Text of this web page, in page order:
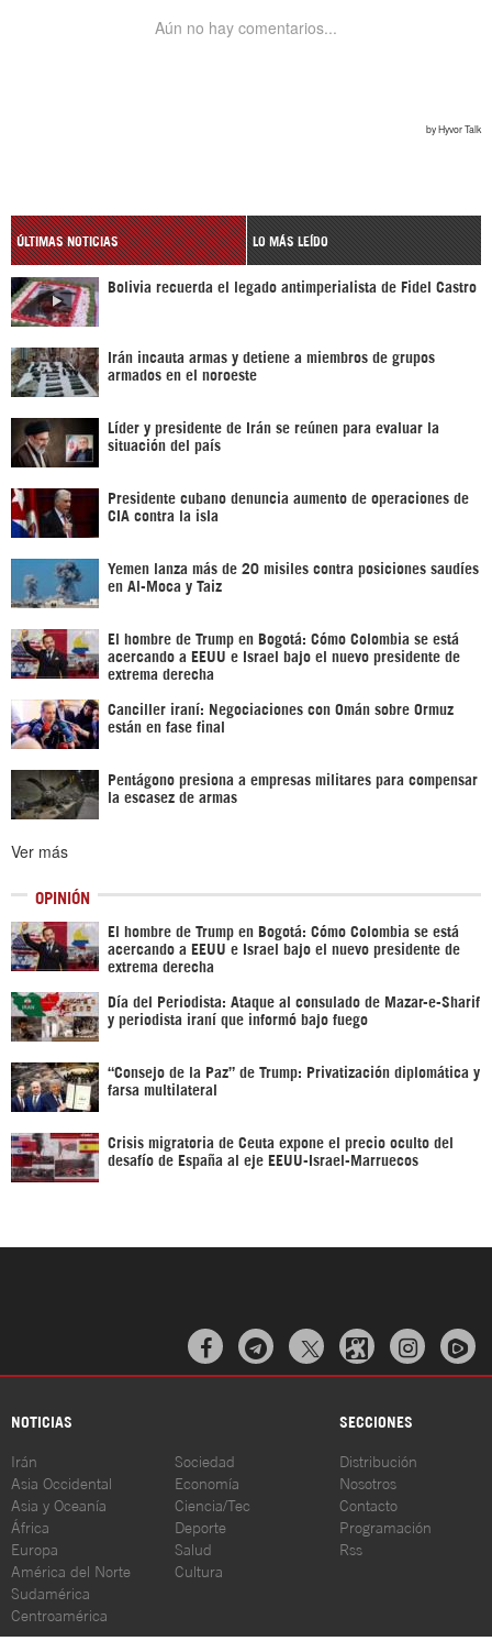
ÚLTIMAS NOTICIAS LO MÁS LEÍDO
Bolivia recuerda el legado antimperialista de Fidel Castro
Irán incauta armas y detiene a miembros de grupos
armados en el noroeste
Líder y presidente de Irán se reúnen para evaluar la
situación del país
Presidente cubano denuncia aumento de operaciones de
CIA contra la isla
Yemen lanza más de 20 misiles contra posiciones saudíes
en Al-Moca y Taiz
El hombre de Trump en Bogotá: Cómo Colombia se está
acercando a EEUU e Israel bajo el nuevo presidente de
extrema derecha
Canciller iraní: Negociaciones con Omán sobre Ormuz
están en fase final
Pentágono presiona a empresas militares para compensar
la escasez de armas
Ver más
OPINIÓN
El hombre de Trump en Bogotá: Cómo Colombia se está
acercando a EEUU e Israel bajo el nuevo presidente de
extrema derecha
Día del Periodista: Ataque al consulado de Mazar-e-Sharif
y periodista iraní que informó bajo fuego
“Consejo de la Paz” de Trump: Privatización diplomática y
farsa multilateral
Crisis migratoria de Ceuta expone el precio oculto del
desafío de España al eje EEUU-Israel-Marruecos
  
NOTICIAS SECCIONES
Irán
Asia Occidental
Asia y Oceanía
África
Europa
América del Norte
Sudamérica
Centroamérica
Sociedad
Economía
Ciencia/Tec
Deporte
Salud
Cultura
Distribución
Nosotros
Contacto
Programación
Rss